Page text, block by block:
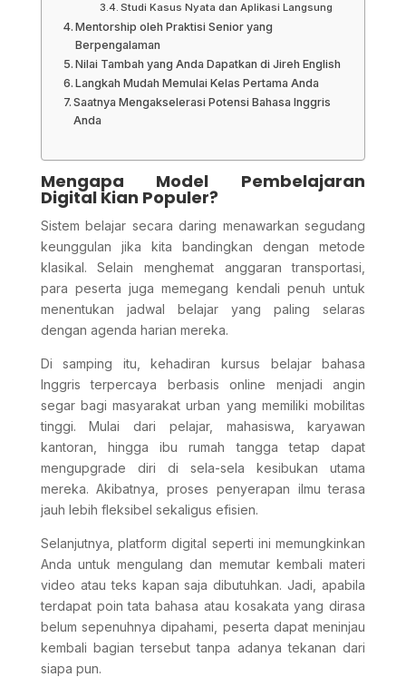
Studi Kasus Nyata dan Aplikasi Langsung
Mentorship oleh Praktisi Senior yang
Berpengalaman
Nilai Tambah yang Anda Dapatkan di Jireh English
Langkah Mudah Memulai Kelas Pertama Anda
Saatnya Mengakselerasi Potensi Bahasa Inggris
Anda
Mengapa Model Pembelajaran
Digital Kian Populer?
Sistem belajar secara daring menawarkan segudang
keunggulan jika kita bandingkan dengan metode
klasikal. Selain menghemat anggaran transportasi,
para peserta juga memegang kendali penuh untuk
menentukan jadwal belajar yang paling selaras
dengan agenda harian mereka.
Di samping itu, kehadiran kursus belajar bahasa
Inggris terpercaya berbasis online menjadi angin
segar bagi masyarakat urban yang memiliki mobilitas
tinggi. Mulai dari pelajar, mahasiswa, karyawan
kantoran, hingga ibu rumah tangga tetap dapat
mengupgrade diri di sela-sela kesibukan utama
mereka. Akibatnya, proses penyerapan ilmu terasa
jauh lebih fleksibel sekaligus efisien.
Selanjutnya, platform digital seperti ini memungkinkan
Anda untuk mengulang dan memutar kembali materi
video atau teks kapan saja dibutuhkan. Jadi, apabila
terdapat poin tata bahasa atau kosakata yang dirasa
belum sepenuhnya dipahami, peserta dapat meninjau
kembali bagian tersebut tanpa adanya tekanan dari
siapa pun.